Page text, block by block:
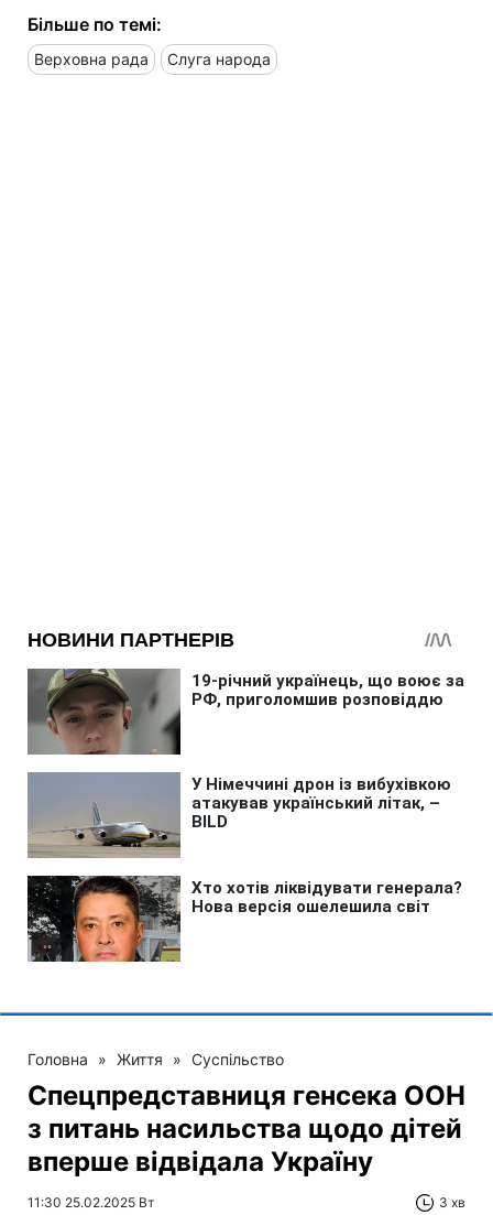
Більше по темі:
Верховна рада Слуга народа
Головна » Життя » Суспільство
Спецпредставниця генсека ООН
з питань насильства щодо дітей
вперше відвідала Україну
11:30 25.02.2025 Вт 3 хв